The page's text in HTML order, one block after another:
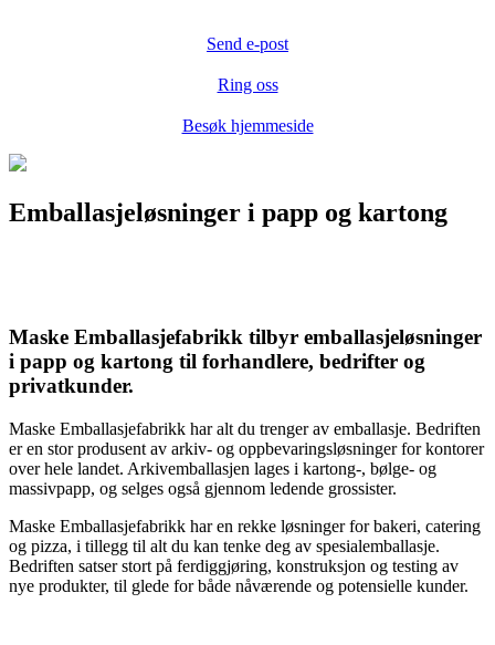
Send e-post
Ring oss
Besøk hjemmeside
Emballasjeløsninger i papp og kartong
Maske Emballasjefabrikk tilbyr emballasjeløsninger
i papp og kartong til forhandlere, bedrifter og
privatkunder.
Maske Emballasjefabrikk har alt du trenger av emballasje. Bedriften
er en stor produsent av arkiv- og oppbevaringsløsninger for kontorer
over hele landet. Arkivemballasjen lages i kartong-, bølge- og
massivpapp, og selges også gjennom ledende grossister.
Maske Emballasjefabrikk har en rekke løsninger for bakeri, catering
og pizza, i tillegg til alt du kan tenke deg av spesialemballasje.
Bedriften satser stort på ferdiggjøring, konstruksjon og testing av
nye produkter, til glede for både nåværende og potensielle kunder.